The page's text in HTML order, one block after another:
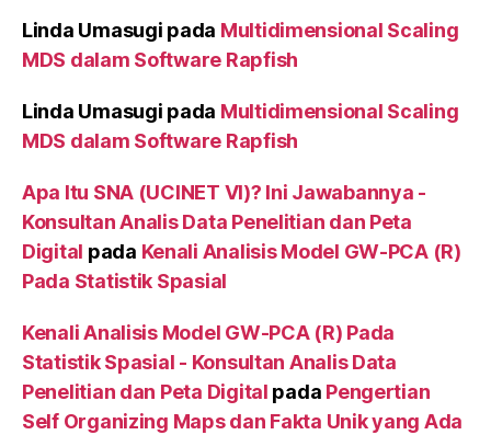
Linda Umasugi pada Multidimensional Scaling
MDS dalam Software Rapfish
Linda Umasugi pada Multidimensional Scaling
MDS dalam Software Rapfish
Apa Itu SNA (UCINET VI)? Ini Jawabannya -
Konsultan Analis Data Penelitian dan Peta
Digital pada Kenali Analisis Model GW-PCA (R)
Pada Statistik Spasial
Kenali Analisis Model GW-PCA (R) Pada
Statistik Spasial - Konsultan Analis Data
Penelitian dan Peta Digital pada Pengertian
Self Organizing Maps dan Fakta Unik yang Ada